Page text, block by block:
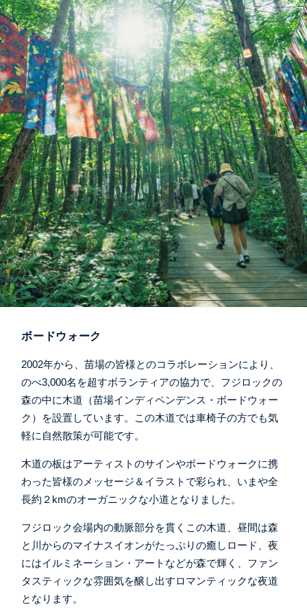
ボードウォーク
2002年から、苗場の皆様とのコラボレーションにより、
のべ3,000名を超すボランティアの協力で、フジロックの
森の中に木道（苗場インディペンデンス・ボードウォー
ク）を設置しています。この木道では車椅子の方でも気
軽に自然散策が可能です。
木道の板はアーティストのサインやボードウォークに携
わった皆様のメッセージ＆イラストで彩られ、いまや全
長約２kmのオーガニックな小道となりました。
フジロック会場内の動脈部分を貫くこの木道、昼間は森
と川からのマイナスイオンがたっぷりの癒しロード、夜
にはイルミネーション・アートなどが森で輝く、ファン
タスティックな雰囲気を醸し出すロマンティックな夜道
となります。